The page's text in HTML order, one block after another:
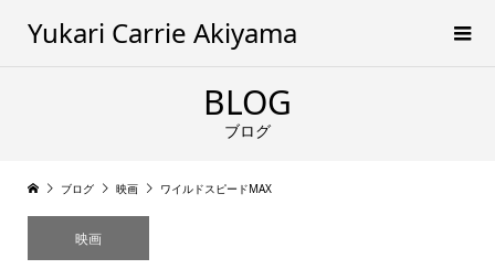
Yukari Carrie Akiyama
BLOG
ブログ
ブログ 映画 ワイルドスピードMAX
映画